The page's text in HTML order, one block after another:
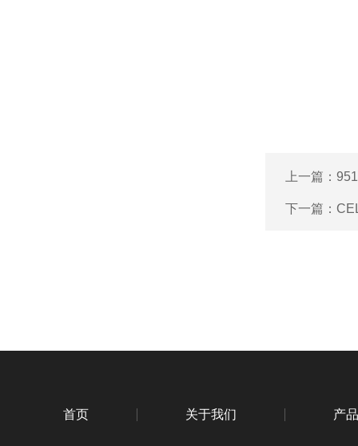
上一篇：
下一篇：
首页 关于我们 产